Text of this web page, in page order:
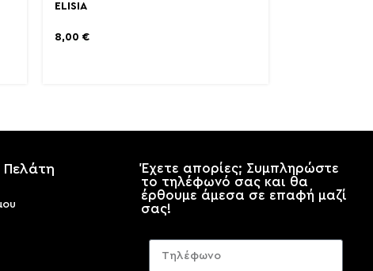
ELISIA
8,00 €
Πελάτη
Έχετε απορίες; Συμπληρώστε
το τηλέφωνό σας και θα
έρθουμε άμεσα σε επαφή μαζί
σας!